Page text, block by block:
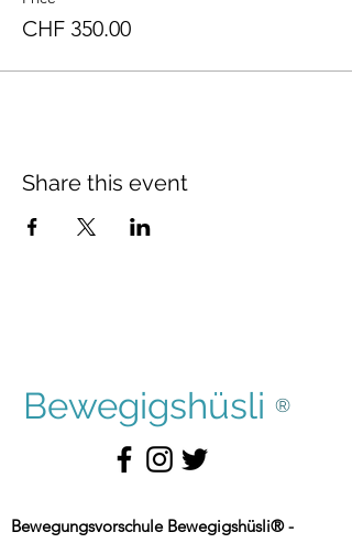
CHF 350.00
Share this event
Bewegigshüsli ®
Bewegungsvorschule Bewegigshüsli® -